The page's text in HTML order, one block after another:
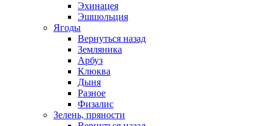
Эхинацея
Эшшольция
Ягоды
Вернуться назад
Земляника
Арбуз
Клюква
Дыня
Разное
Физалис
Зелень, пряности